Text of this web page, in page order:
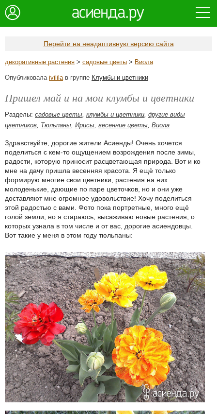
Перейти на неадаптивную версию сайта
декоративные растения > садовые цветы > Виола
Опубликовала ivililaв группе Клумбы и цветники
Пришел май и на мои клумбы и цветники
Разделы: садовые цветы, клумбы и цветники, другие виды
цветников, Тюльпаны, Ирисы, весенние цветы, Виола
Здравствуйте, дорогие жители Асиенды! Очень хочется
поделиться с кем-то ощущением возрождения после зимы,
радости, которую приносит расцветающая природа. Вот и ко
мне на дачу пришла весенняя красота. Я ещё только
формирую многие свои цветники, растения на них
молоденькие, дающие по паре цветочков, но и они уже
доставляют мне огромное удовольствие! Хочу поделиться
этой радостью с вами. Фото пока портретные, много ещё
голой земли, но я стараюсь, высаживаю новые растения, о
которых узнала в том числе и от вас, дорогие асиендовцы.
Вот такие у меня в этом году тюльпаны: